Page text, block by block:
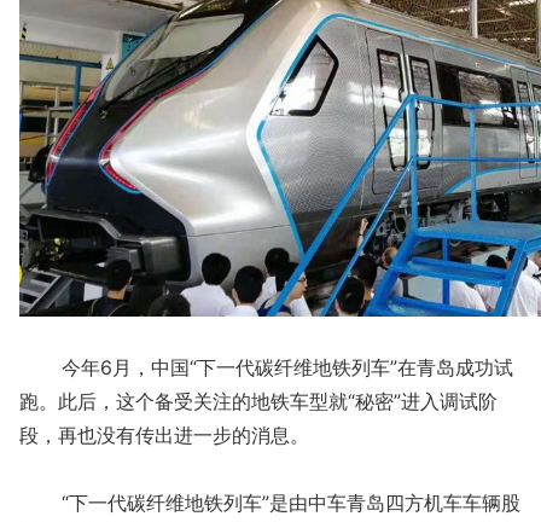
今年6月，中国“下一代碳纤维地铁列车”在青岛成功试
跑。此后，这个备受关注的地铁车型就“秘密”进入调试阶
段，再也没有传出进一步的消息。
“下一代碳纤维地铁列车”是由中车青岛四方机车车辆股